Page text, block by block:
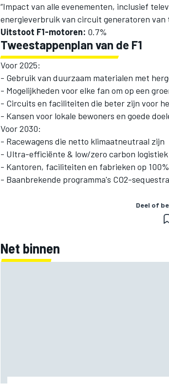
“Impact van alle evenementen, inclusief
energieverbruik van circuit generatoren van
Uitstoot F1-motoren: 0.7%
Tweestappenplan van de F1
Voor 2025:
- Gebruik van duurzaam materialen met
- Mogelijkheden voor elke fan om op een
- Circuits en faciliteiten die beter zijn voor
- Kansen voor lokale bewoners en goede
Voor 2030:
- Racewagens die netto klimaatneutraal zijn
- Ultra-efficiënte & low/zero carbon logistiek
- Kantoren, faciliteiten en fabrieken op
- Baanbrekende programma's CO2-
Deel of
Net binnen